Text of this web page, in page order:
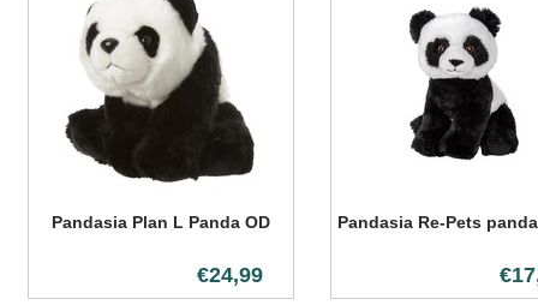
Pandasia Plan L Panda OD
€24,99
Pandasia Re-Pets